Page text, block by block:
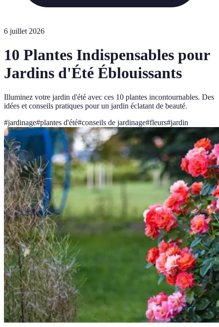
6 juillet 2026
10 Plantes Indispensables pour
Jardins d'Été Éblouissants
Illuminez votre jardin d'été avec ces 10 plantes incontournables. Des
idées et conseils pratiques pour un jardin éclatant de beauté.
#jardinage#plantes d'été#conseils de jardinage#fleurs#jardin